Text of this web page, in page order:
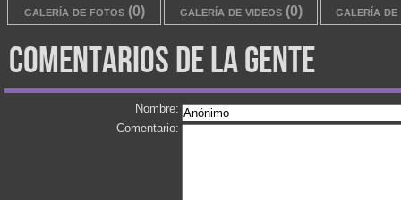
galería de fotos (0) galería de videos (0) galería de
comentarios de la gente
Nombre:
Comentario: